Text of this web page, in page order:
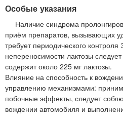
Особые указания
Наличие синдрома
приём препаратов, вызывающих
требует периодического
непереносимости лактозы
содержит около 225 мг лактозы.
Влияние на способность к
управлению механизмами:
побочные эффекты, следует
вождении автомобиля и